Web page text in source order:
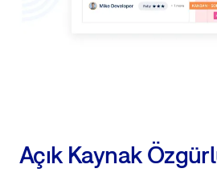
Açık Kaynak